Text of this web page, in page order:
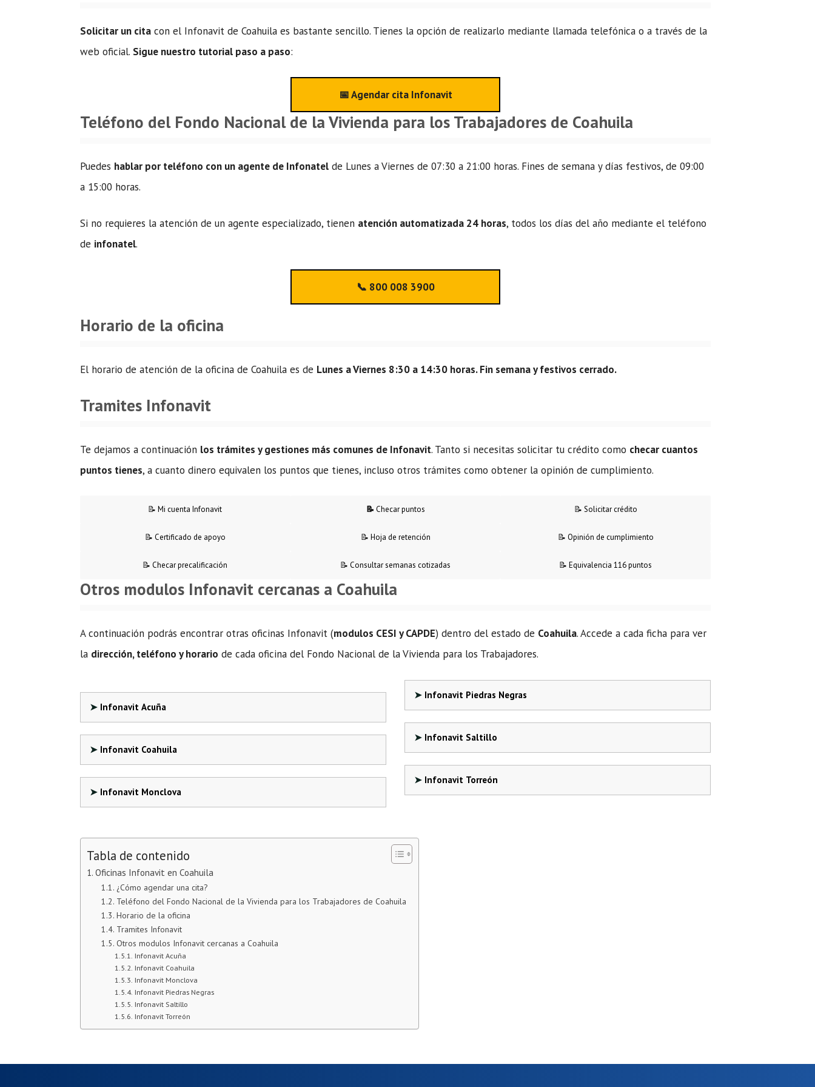
Solicitar un cita con el Infonavit de Coahuila es bastante sencillo. Tienes la opción de realizarlo mediante llamada telefónica o a través de la
web oficial. Sigue nuestro tutorial paso a paso:
📅 Agendar cita Infonavit
Teléfono del Fondo Nacional de la Vivienda para los Trabajadores de Coahuila
Puedes hablar por teléfono con un agente de Infonatel de Lunes a Viernes de 07:30 a 21:00 horas. Fines de semana y días festivos, de 09:00
a 15:00 horas.
Si no requieres la atención de un agente especializado, tienen atención automatizada 24 horas, todos los días del año mediante el teléfono
de infonatel.
📞 800 008 3900
Horario de la oficina
El horario de atención de la oficina de Coahuila es de Lunes a Viernes 8:30 a 14:30 horas. Fin semana y festivos cerrado.
Tramites Infonavit
Te dejamos a continuación los trámites y gestiones más comunes de Infonavit. Tanto si necesitas solicitar tu crédito como checar cuantos
puntos tienes, a cuanto dinero equivalen los puntos que tienes, incluso otros trámites como obtener la opinión de cumplimiento.
📝 Mi cuenta Infonavit 📝 Checar puntos 📝 Solicitar crédito
📝 Certificado de apoyo 📝 Hoja de retención 📝 Opinión de cumplimiento
📝 Checar precalificación 📝 Consultar semanas cotizadas 📝 Equivalencia 116 puntos
Otros modulos Infonavit cercanas a Coahuila
A continuación podrás encontrar otras oficinas Infonavit (modulos CESI y CAPDE) dentro del estado de Coahuila. Accede a cada ficha para ver
la dirección, teléfono y horario de cada oficina del Fondo Nacional de la Vivienda para los Trabajadores.
Infonavit Acuña
Infonavit Coahuila
Infonavit Monclova
Infonavit Piedras Negras
Infonavit Saltillo
Infonavit Torreón
Tabla de contenido
Oficinas Infonavit en Coahuila
¿Cómo agendar una cita?
Teléfono del Fondo Nacional de la Vivienda para los Trabajadores de Coahuila
Horario de la oficina
Tramites Infonavit
Otros modulos Infonavit cercanas a Coahuila
Infonavit Acuña
Infonavit Coahuila
Infonavit Monclova
Infonavit Piedras Negras
Infonavit Saltillo
Infonavit Torreón